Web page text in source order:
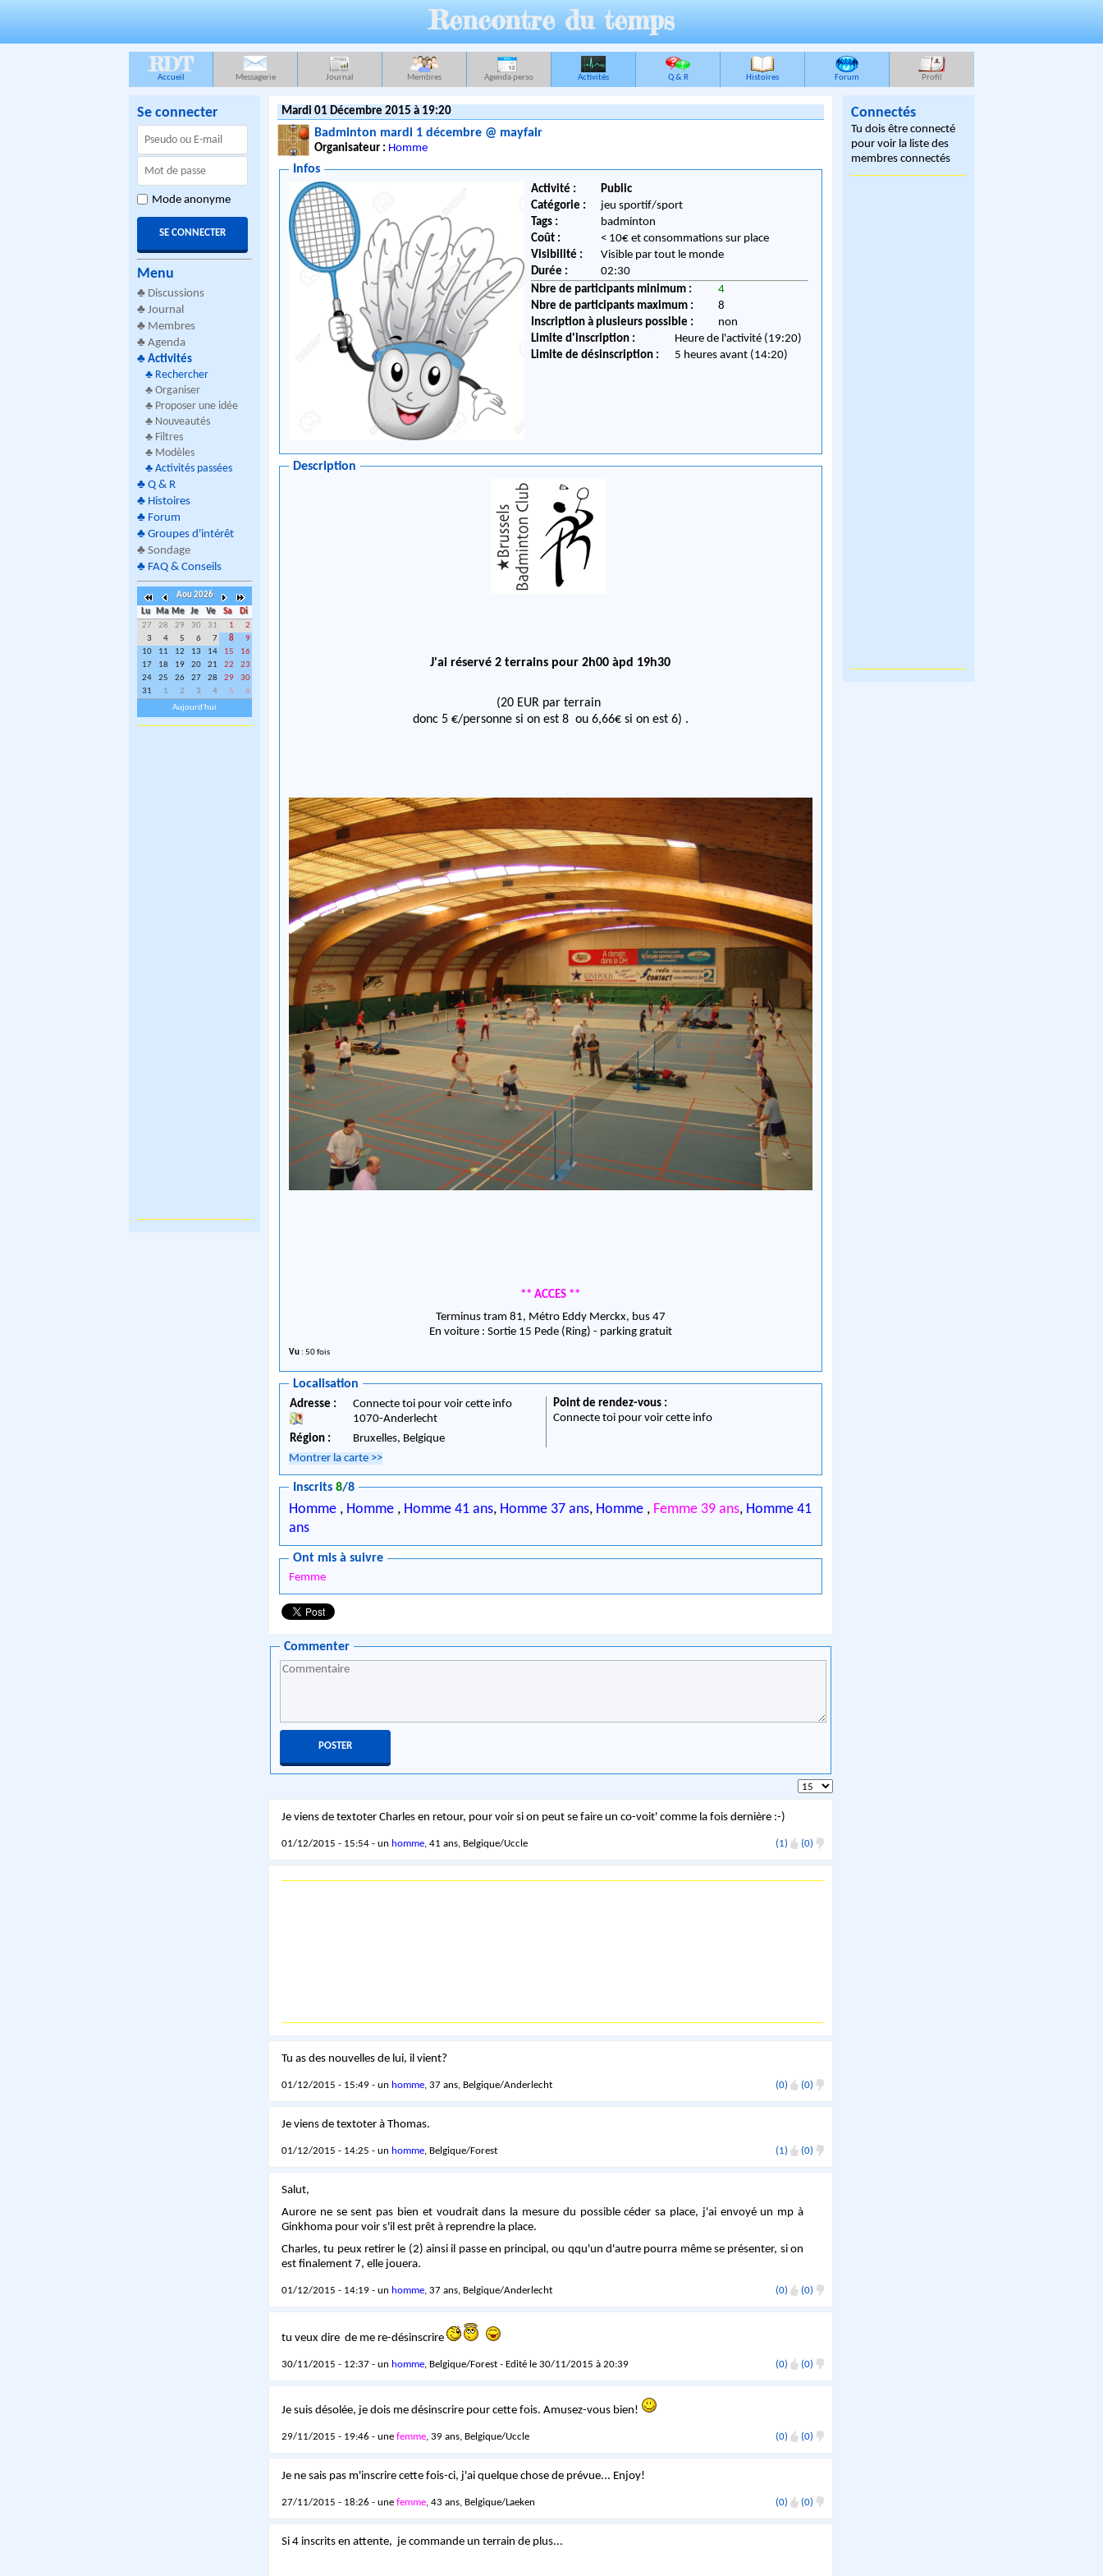
Rencontre du temps
RDT
Accueil Messagerie Journal Membres Agenda perso Activités Q & R Histoires Forum Profil
Se connecter
Mode anonyme
Menu
♣ Discussions
♣ Journal
♣ Membres
♣ Agenda
♣ Activités
♣ Rechercher
♣ Organiser
♣ Proposer une idée
♣ Nouveautés
♣ Filtres
♣ Modèles
♣ Activités passées
♣ Q & R
♣ Histoires
♣ Forum
♣ Groupes d'intérêt
♣ Sondage
♣ FAQ & Conseils
Aou 2026
Lu
Ma Me Je Ve Sa
Di
27
28 29 30 31 1
2
3
4 5 6 7 8
9
10
11 12 13 14 15
16
17
18 19 20 21 22
23
24
25 26 27 28 29
30
31
1 2 3 4 5
6
Aujourd'hui
Mardi 01 Décembre 2015 à 19:20
Badminton mardi 1 décembre @ mayfair
Organisateur : Homme
Infos
Activité :
Public
Catégorie :
jeu sportif/sport
Tags :
badminton
Coût :
< 10€ et consommations sur place
Visibilité :
Visible par tout le monde
Durée :
02:30
Nbre de participants minimum :
4
Nbre de participants maximum :
8
Inscription à plusieurs possible :
non
Limite d'inscription :
Heure de l'activité (19:20)
Limite de désinscription :
5 heures avant (14:20)
Description
J'ai réservé 2 terrains pour 2h00 àpd 19h30
(20 EUR par terrain
donc 5 €/personne si on est 8 ou 6,66€ si on est 6) .
** ACCES **
Terminus tram 81, Métro Eddy Merckx, bus 47
En voiture : Sortie 15 Pede (Ring) - parking gratuit
Vu : 50 fois
Localisation
Adresse :
Connecte toi pour voir cette info
1070-Anderlecht
Région :
Bruxelles, Belgique
Point de rendez-vous :
Connecte toi pour voir cette info
Montrer la carte >>
Inscrits8/8
Homme , Homme , Homme 41 ans, Homme 37 ans, Homme , Femme 39 ans, Homme 41
ans
Ont mis à suivre
Femme
Commenter
Je viens de textoter Charles en retour, pour voir si on peut se faire un co-voit' comme la fois dernière :-)
01/12/2015 - 15:54 - un homme, 41 ans, Belgique/Uccle (1) (0)
Tu as des nouvelles de lui, il vient?
01/12/2015 - 15:49 - un homme, 37 ans, Belgique/Anderlecht (0) (0)
Je viens de textoter à Thomas.
01/12/2015 - 14:25 - un homme, Belgique/Forest (1) (0)
Salut,
Aurore ne se sent pas bien et voudrait dans la mesure du possible céder sa place, j'ai envoyé un mp à
Ginkhoma pour voir s'il est prêt à reprendre la place.
Charles, tu peux retirer le (2) ainsi il passe en principal, ou qqu'un d'autre pourra même se présenter, si on
est finalement 7, elle jouera.
01/12/2015 - 14:19 - un homme, 37 ans, Belgique/Anderlecht (0) (0)
tu veux dire de me re-désinscrire
30/11/2015 - 12:37 - un homme, Belgique/Forest - Edité le 30/11/2015 à 20:39 (0) (0)
Je suis désolée, je dois me désinscrire pour cette fois. Amusez-vous bien!
29/11/2015 - 19:46 - une femme, 39 ans, Belgique/Uccle (0) (0)
Je ne sais pas m'inscrire cette fois-ci, j'ai quelque chose de prévue... Enjoy!
27/11/2015 - 18:26 - une femme, 43 ans, Belgique/Laeken (0) (0)
Si 4 inscrits en attente, je commande un terrain de plus...
Connectés
Tu dois être connecté
pour voir la liste des
membres connectés